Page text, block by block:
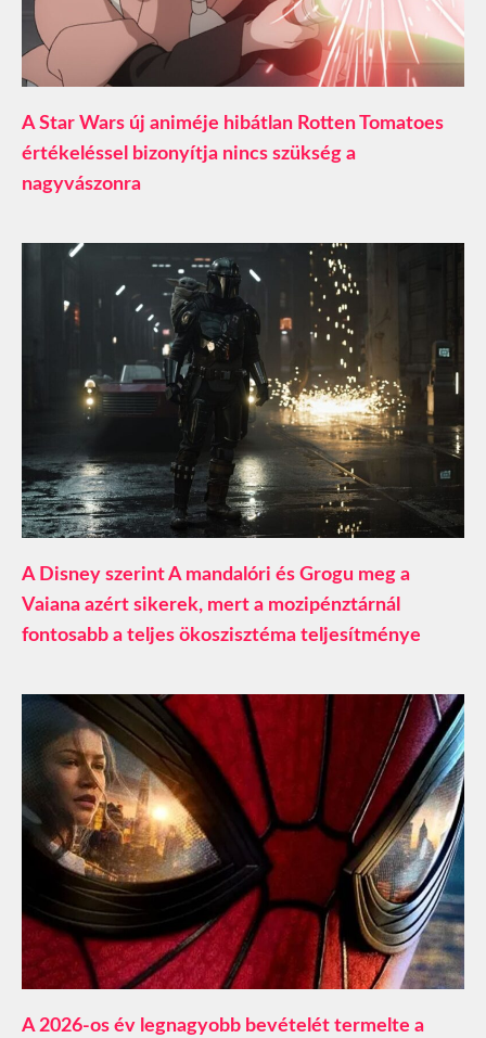
A Star Wars új animéje hibátlan Rotten Tomatoes
értékeléssel bizonyítja nincs szükség a
nagyvászonra
A Disney szerint A mandalóri és Grogu meg a
Vaiana azért sikerek, mert a mozipénztárnál
fontosabb a teljes ökoszisztéma teljesítménye
A 2026-os év legnagyobb bevételét termelte a